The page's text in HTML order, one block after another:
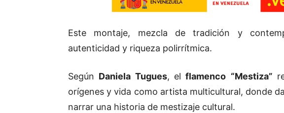
Este montaje, mezcla de tradición y
autenticidad y riqueza polirrítmica.
Según Daniela Tugues, elflamenco “Mestiza”
orígenes y vida como artista multicultural, donde
narrar una historia de mestizaje cultural.